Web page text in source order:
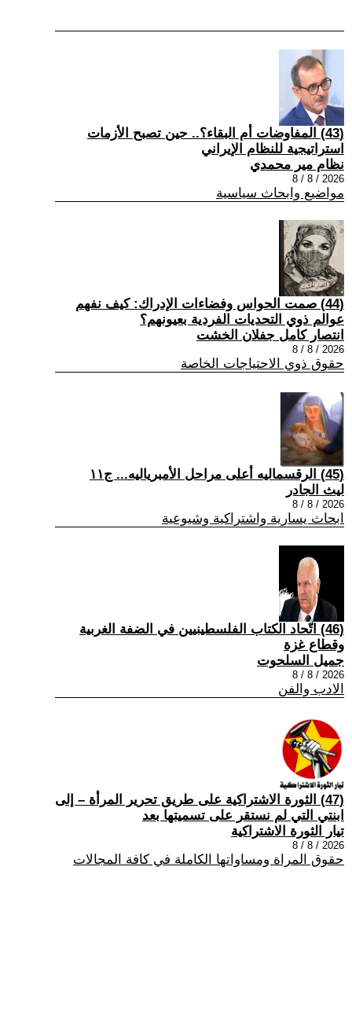
(43) المفاوضات أم البقاء؟.. حين تصبح الأزمات
استراتيجية للنظام الإيراني
نظام مير محمدي
2026 / 8 / 8
مواضيع وابحاث سياسية
(44) صمت الحواس وفضاءات الإدراك: كيف نفهم
عوالم ذوي التحديات الفردية بعيونهم؟
انتصار كامل جفلان الخشت
2026 / 8 / 8
حقوق ذوي الاحتياجات الخاصة
(45) الرقسماليه أعلى مراحل الأمبرياليه... ج١١
ليث الجادر
2026 / 8 / 8
ابحاث يسارية واشتراكية وشيوعية
(46) اتّحاد الكتاب الفلسطينيين في الضفة الغربية
وقطاع غزة
جميل السلحوت
2026 / 8 / 8
الادب والفن
(47) الثورة الاشتراكية على طريق تحرير المرأة – إلى
ابنتي التي لم نستقر على تسميتها بعد
تيار الثورة الاشتراكية
2026 / 8 / 8
حقوق المراة ومساواتها الكاملة في كافة المجالات